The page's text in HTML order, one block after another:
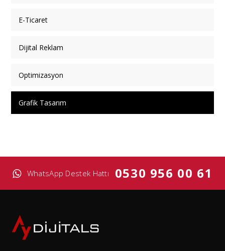
E-Ticaret
Dijital Reklam
Optimizasyon
Grafik Tasarım
WhatsApp Destek Hattı 0530 956 00 61